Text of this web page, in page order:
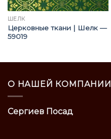
ШЁЛК
Церковные ткани | Шелк —
59019
О НАШЕЙ КОМПАНИИ
Сергиев Посад